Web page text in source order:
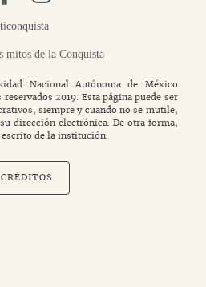
Nacional Autónoma de México
2019. Esta página puede ser
siempre y cuando no se mutile,
dirección electrónica. De otra forma,
de la institución.
CRÉDITOS
mitos de la Conquista